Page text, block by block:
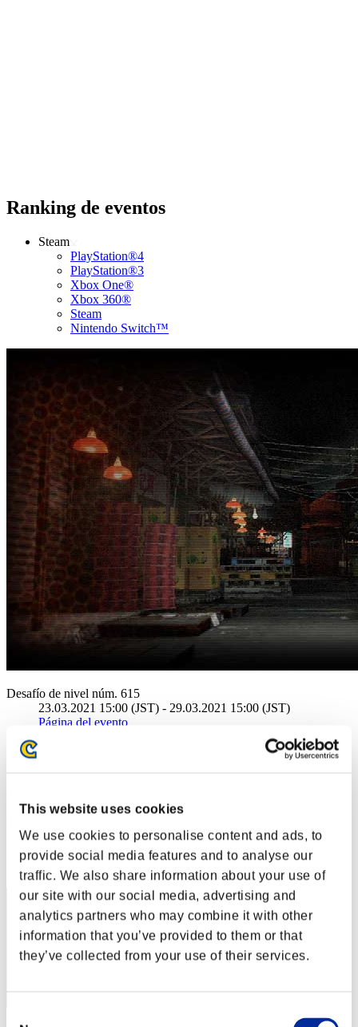
This website uses cookies
We use cookies to personalise content and ads, to
provide social media features and to analyse our
traffic. We also share information about your use of
our site with our social media, advertising and
analytics partners who may combine it with other
information that you’ve provided to them or that
they’ve collected from your use of their services.
Ranking de eventos
Steam
PlayStation®4
PlayStation®3
Xbox One®
Xbox 360®
Steam
Nintendo Switch™
Desafío de nivel núm. 615
23.03.2021 15:00 (JST) - 29.03.2021 15:00 (JST)
Página del evento
Posición
61